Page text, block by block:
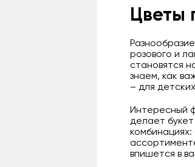
Цветы
розового и
становятся
знаем, как
– для
Интересный
делает
впишется в